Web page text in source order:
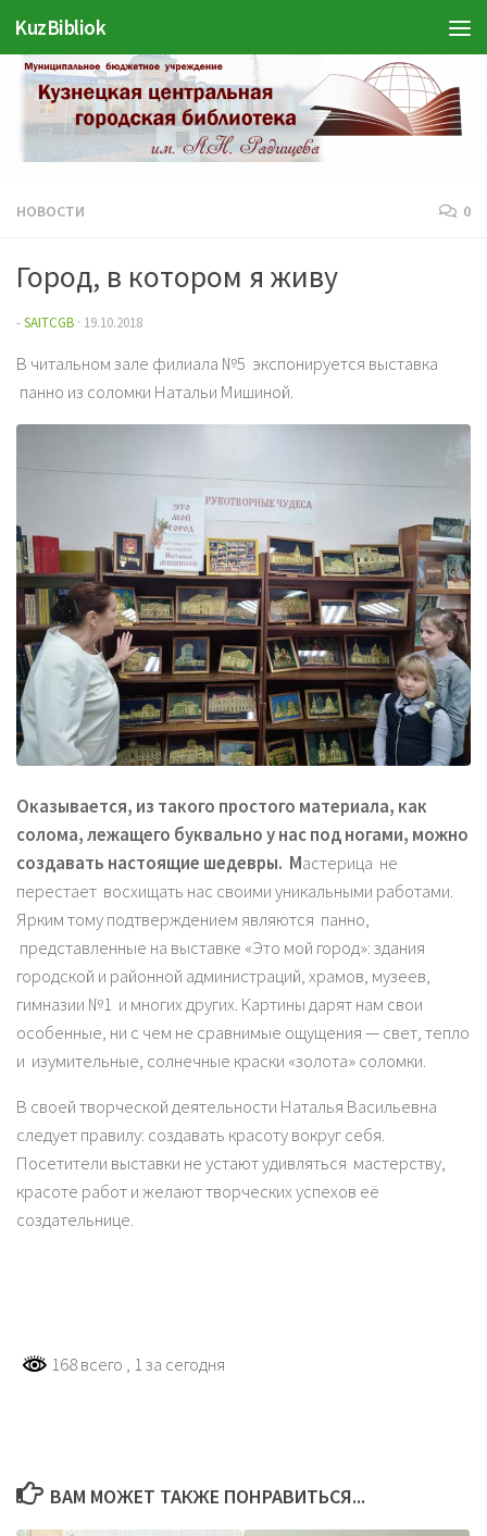
Перейти к содержимому
KuzBibliok
НОВОСТИ 0
Город, в котором я живу
-SAITCGB · 19.10.2018
В читальном зале филиала №5 экспонируется выставка
панно из соломки Натальи Мишиной.
Оказывается, из такого простого материала, как
солома, лежащего буквально у нас под ногами, можно
создавать настоящие шедевры. Мастерица не
перестает восхищать нас своими уникальными работами.
Ярким тому подтверждением являются панно,
представленные на выставке «Это мой город»: здания
городской и районной администраций, храмов, музеев,
гимназии №1 и многих других. Картины дарят нам свои
особенные, ни с чем не сравнимые ощущения — свет, тепло
и изумительные, солнечные краски «золота» соломки.
В своей творческой деятельности Наталья Васильевна
следует правилу: создавать красоту вокруг себя.
Посетители выставки не устают удивляться мастерству,
красоте работ и желают творческих успехов её
создательнице.
168 всего , 1 за сегодня
ВАМ МОЖЕТ ТАКЖЕ ПОНРАВИТЬСЯ...